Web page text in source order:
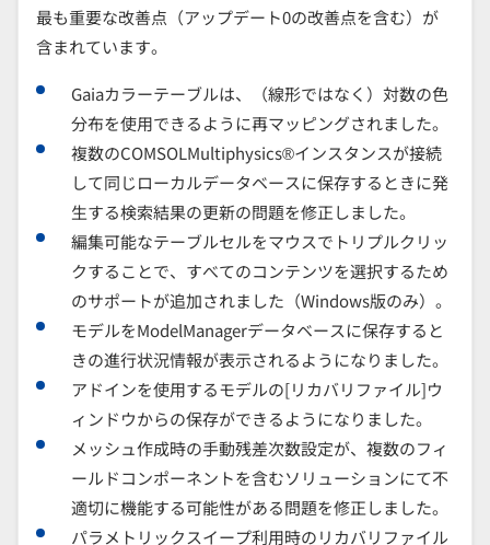
最も重要な改善点（アップデート0の改善点を含む）が
含まれています。
Gaiaカラーテーブルは、（線形ではなく）対数の色
分布を使用できるように再マッピングされました。
複数のCOMSOLMultiphysics®インスタンスが接続
して同じローカルデータベースに保存するときに発
生する検索結果の更新の問題を修正しました。
編集可能なテーブルセルをマウスでトリプルクリッ
クすることで、すべてのコンテンツを選択するため
のサポートが追加されました（Windows版のみ）。
モデルをModelManagerデータベースに保存すると
きの進行状況情報が表示されるようになりました。
アドインを使用するモデルの[リカバリファイル]ウ
ィンドウからの保存ができるようになりました。
メッシュ作成時の手動残差次数設定が、複数のフィ
ールドコンポーネントを含むソリューションにて不
適切に機能する可能性がある問題を修正しました。
パラメトリックスイープ利用時のリカバリファイル